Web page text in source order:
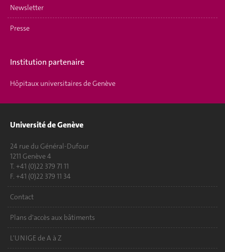
Newsletter
Presse
Institution partenaire
Hôpitaux universitaires de Genève
Université de Genève
24 rue du Général-Dufour
1211 Genève 4
T. +41 (0)22 379 71 11
F. +41 (0)22 379 11 34
Contact
Plans d'accès aux bâtiments
L'UNIGE de A à Z